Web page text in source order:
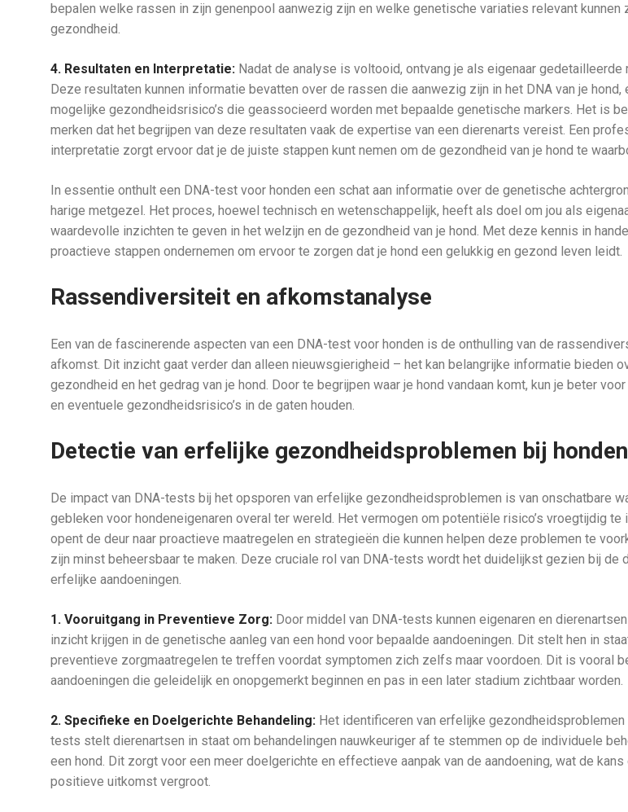
bepalen welke rassen in zijn genenpool aanwezig zijn en welke genetische variaties relevant kunnen
gezondheid.
4. Resultaten en Interpretatie: Nadat de analyse is voltooid, ontvang je als eigenaar gedetailleerde
Deze resultaten kunnen informatie bevatten over de rassen die aanwezig zijn in het DNA van je hond,
mogelijke gezondheidsrisico’s die geassocieerd worden met bepaalde genetische markers. Het is
merken dat het begrijpen van deze resultaten vaak de expertise van een dierenarts vereist. Een
interpretatie zorgt ervoor dat je de juiste stappen kunt nemen om de gezondheid van je hond te
In essentie onthult een DNA-test voor honden een schat aan informatie over de genetische
harige metgezel. Het proces, hoewel technisch en wetenschappelijk, heeft als doel om jou als
waardevolle inzichten te geven in het welzijn en de gezondheid van je hond. Met deze kennis in
proactieve stappen ondernemen om ervoor te zorgen dat je hond een gelukkig en gezond leven leidt.
Rassendiversiteit en afkomstanalyse
Een van de fascinerende aspecten van een DNA-test voor honden is de onthulling van de
afkomst. Dit inzicht gaat verder dan alleen nieuwsgierigheid – het kan belangrijke informatie bieden
gezondheid en het gedrag van je hond. Door te begrijpen waar je hond vandaan komt, kun je beter
en eventuele gezondheidsrisico’s in de gaten houden.
Detectie van erfelijke gezondheidsproblemen bij honden
De impact van DNA-tests bij het opsporen van erfelijke gezondheidsproblemen is van onschatbare
gebleken voor hondeneigenaren overal ter wereld. Het vermogen om potentiële risico’s vroegtijdig te
opent de deur naar proactieve maatregelen en strategieën die kunnen helpen deze problemen te
zijn minst beheersbaar te maken. Deze cruciale rol van DNA-tests wordt het duidelijkst gezien bij de
erfelijke aandoeningen.
1. Vooruitgang in Preventieve Zorg: Door middel van DNA-tests kunnen eigenaren en
inzicht krijgen in de genetische aanleg van een hond voor bepaalde aandoeningen. Dit stelt hen in
preventieve zorgmaatregelen te treffen voordat symptomen zich zelfs maar voordoen. Dit is vooral
aandoeningen die geleidelijk en onopgemerkt beginnen en pas in een later stadium zichtbaar worden.
2. Specifieke en Doelgerichte Behandeling: Het identificeren van erfelijke gezondheidsproblemen
tests stelt dierenartsen in staat om behandelingen nauwkeuriger af te stemmen op de individuele
een hond. Dit zorgt voor een meer doelgerichte en effectieve aanpak van de aandoening, wat de kans
positieve uitkomst vergroot.